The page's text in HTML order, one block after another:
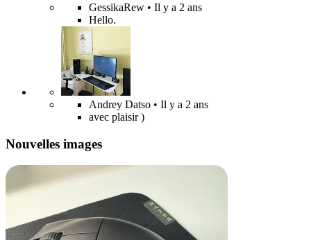
GessikaRew • Il y a 2 ans
Hello.
Andrey Datso • Il y a 2 ans
avec plaisir )
Nouvelles images